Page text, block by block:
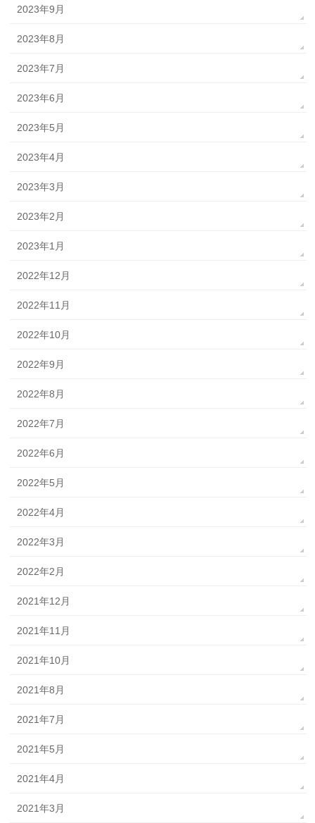
2023年9月
2023年8月
2023年7月
2023年6月
2023年5月
2023年4月
2023年3月
2023年2月
2023年1月
2022年12月
2022年11月
2022年10月
2022年9月
2022年8月
2022年7月
2022年6月
2022年5月
2022年4月
2022年3月
2022年2月
2021年12月
2021年11月
2021年10月
2021年8月
2021年7月
2021年5月
2021年4月
2021年3月